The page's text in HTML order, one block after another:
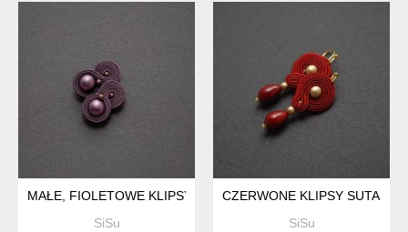
MAŁE, FIOLETOWE KLIPSY SUTASZ
SiSu
CZERWONE KLIPSY SUTASZ
SiSu